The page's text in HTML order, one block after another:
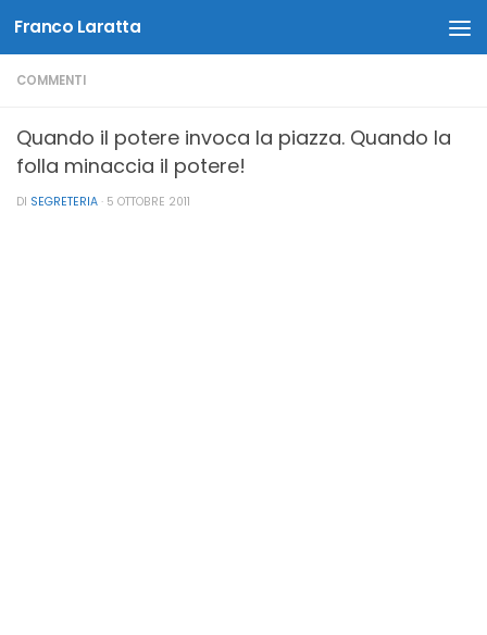
Salta al contenuto
Franco Laratta
COMMENTI
Quando il potere invoca la piazza. Quando la
folla minaccia il potere!
DI SEGRETERIA · 5 OTTOBRE 2011